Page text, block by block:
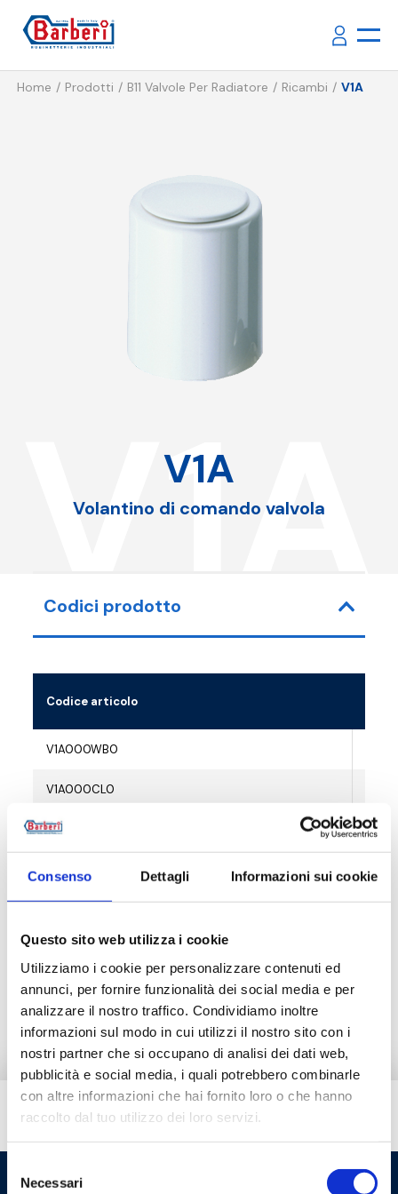
Consenso Dettagli Informazioni sui cookie
Questo sito web utilizza i cookie
Utilizziamo i cookie per personalizzare contenuti ed
annunci, per fornire funzionalità dei social media e per
analizzare il nostro traffico. Condividiamo inoltre
informazioni sul modo in cui utilizzi il nostro sito con i
nostri partner che si occupano di analisi dei dati web,
pubblicità e social media, i quali potrebbero combinarle
con altre informazioni che hai fornito loro o che hanno
raccolto dal tuo utilizzo dei loro servizi.
delNecessari
Home Prodotti B11 Valvole Per Radiatore Ricambi V1A
V1A
V1A
Volantino di comando valvola
Codici prodotto
Codice articolo
V1A000WB0
V1A000CL0
V1A000BM0 -
Descrizione
Documentazione
Hai bisogno di aiuto?